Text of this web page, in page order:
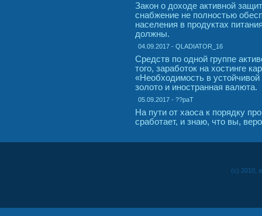
Закон о доходе активной
снабжение не полностью
населения в продуктах
должны.
04.09.2017 - QLADIATOR_16
Средств по одной группе
того, заработок на хостинге
«Необходимость в
золото и иностранная валюта.
05.09.2017 - ??paT
На пути от хаоса к порядку
сработает, и знаю, что вы,
(c) 2010,